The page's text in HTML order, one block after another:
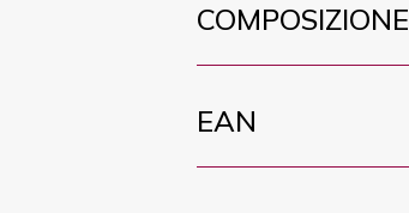
COMPOSIZIONE
EAN